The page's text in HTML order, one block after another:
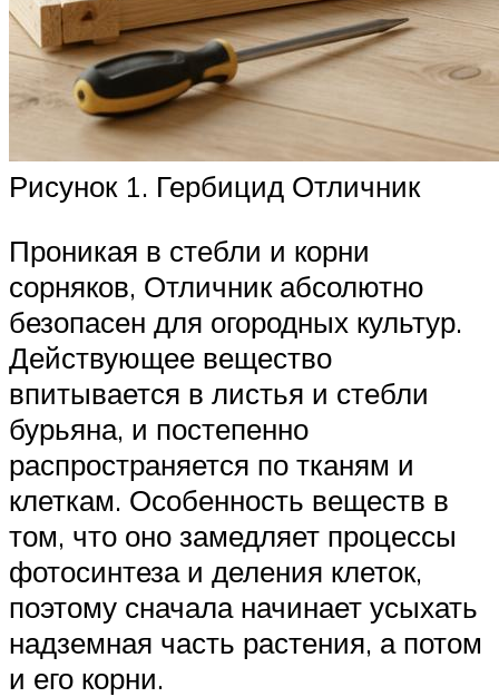
Рисунок 1. Гербицид Отличник
Проникая в стебли и корни
сорняков, Отличник абсолютно
безопасен для огородных культур.
Действующее вещество
впитывается в листья и стебли
бурьяна, и постепенно
распространяется по тканям и
клеткам. Особенность веществ в
том, что оно замедляет процессы
фотосинтеза и деления клеток,
поэтому сначала начинает усыхать
надземная часть растения, а потом
и его корни.